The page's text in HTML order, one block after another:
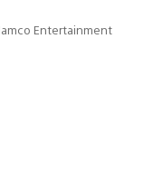
Entertainment